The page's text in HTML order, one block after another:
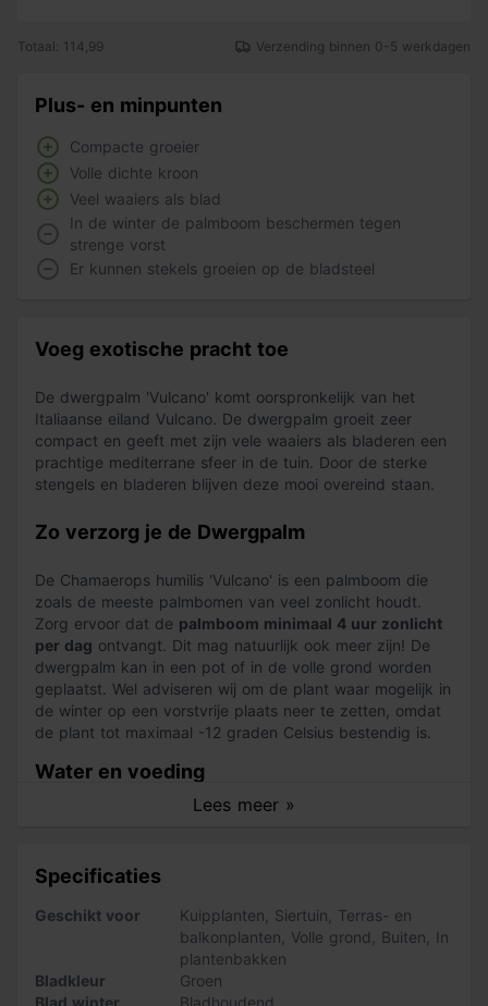
Totaal: 114,99 Verzending binnen 0-5 werkdagen
Plus- en minpunten
Compacte groeier
Volle dichte kroon
Veel waaiers als blad
In de winter de palmboom beschermen tegen
strenge vorst
Er kunnen stekels groeien op de bladsteel
Voeg exotische pracht toe
De dwergpalm 'Vulcano' komt oorspronkelijk van het
Italiaanse eiland Vulcano. De dwergpalm groeit zeer
compact en geeft met zijn vele waaiers als bladeren een
prachtige mediterrane sfeer in de tuin. Door de sterke
stengels en bladeren blijven deze mooi overeind staan.
Zo verzorg je de Dwergpalm
De Chamaerops humilis 'Vulcano' is een palmboom die
zoals de meeste palmbomen van veel zonlicht houdt.
Zorg ervoor dat de palmboom minimaal 4 uur zonlicht
per dag ontvangt. Dit mag natuurlijk ook meer zijn! De
dwergpalm kan in een pot of in de volle grond worden
geplaatst. Wel adviseren wij om de plant waar mogelijk in
de winter op een vorstvrije plaats neer te zetten, omdat
de plant tot maximaal -12 graden Celsius bestendig is.
Lees meer »
Water en voeding
droog aanvoelt geef je de palmboom water. Geef elke
keer kleine beetjes water, zodat de palmboom dit in alle
rust kan opnemen. Zoals bij elke
palmis het erg
belangrijk dat er niet te veel water wordt gegeven. Op
het moment dat
de wortels in een laag water komen te
staan kan er wortelrot optreden
Specificaties
Geschikt voor Kuipplanten Siertuin
Terras- en
balkonplanten
Volle grond Buiten
In
plantenbakken
Bladkleur
Groen
Blad winter
Bladhoudend